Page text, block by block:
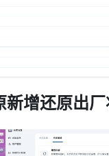
新增还原出